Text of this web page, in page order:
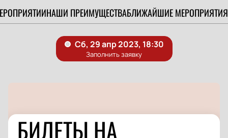
НАШИ ПРЕИМУЩЕСТВАБЛИЖАЙШИЕ МЕРОПРИЯТИЯ
БИЛЕТЫ НА